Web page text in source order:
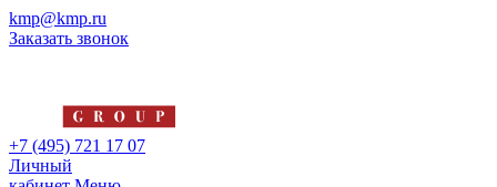
kmp@kmp.ru
Заказать звонок
+7 (495) 721 17 07
Личный